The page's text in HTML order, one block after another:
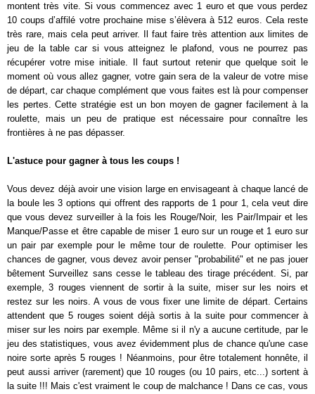
montent très vite. Si vous commencez avec 1 euro et que vous perdez
10 coups d’affilé votre prochaine mise s’élèvera à 512 euros. Cela reste
très rare, mais cela peut arriver. Il faut faire très attention aux limites de
jeu de la table car si vous atteignez le plafond, vous ne pourrez pas
récupérer votre mise initiale. Il faut surtout retenir que quelque soit le
moment où vous allez gagner, votre gain sera de la valeur de votre mise
de départ, car chaque complément que vous faites est là pour compenser
les pertes. Cette stratégie est un bon moyen de gagner facilement à la
roulette, mais un peu de pratique est nécessaire pour connaître les
frontières à ne pas dépasser.
L'astuce pour gagner à tous les coups !
Vous devez déjà avoir une vision large en envisageant à chaque lancé de
la boule les 3 options qui offrent des rapports de 1 pour 1, cela veut dire
que vous devez surveiller à la fois les Rouge/Noir, les Pair/Impair et les
Manque/Passe et être capable de miser 1 euro sur un rouge et 1 euro sur
un pair par exemple pour le même tour de roulette. Pour optimiser les
chances de gagner, vous devez avoir penser "probabilité" et ne pas jouer
bêtement Surveillez sans cesse le tableau des tirage précédent. Si, par
exemple, 3 rouges viennent de sortir à la suite, miser sur les noirs et
restez sur les noirs. A vous de vous fixer une limite de départ. Certains
attendent que 5 rouges soient déjà sortis à la suite pour commencer à
miser sur les noirs par exemple. Même si il n'y a aucune certitude, par le
jeu des statistiques, vous avez évidemment plus de chance qu'une case
noire sorte après 5 rouges ! Néanmoins, pour être totalement honnête, il
peut aussi arriver (rarement) que 10 rouges (ou 10 pairs, etc...) sortent à
la suite !!! Mais c'est vraiment le coup de malchance ! Dans ce cas, vous